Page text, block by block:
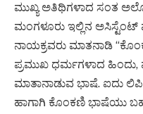
ಮುಖ್ಯ ಅತಿಥಿಗಳಾದ ಸಂತ
ಮಂಗಳೂರು ಇಲ್ಲಿನ ಅಸಿಸ್ಟೆಂಟ್
ನಾಯಕ್ರವರು ಮಾತನಾಡಿ
ಪ್ರಮುಖ ಧರ್ಮಗಳಾದ ಹಿಂದು,
ಮಾತಾನಾಡುವ ಭಾಷೆ. ಐದು
ಹಾಗಾಗಿ ಕೊಂಕಣಿ ಭಾಷೆಯು